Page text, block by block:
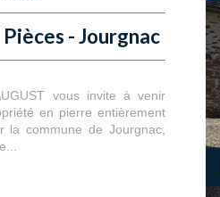
- Jourgnac
vous invite à venir
en pierre entièrement
la commune de Jourgnac,